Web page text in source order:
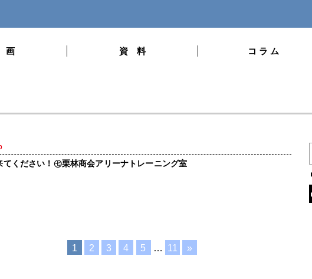
画 資 料 コ ラ ム
てください！㊆栗林商会アリーナトレーニング室
1 2 3 4 5 … 11 »